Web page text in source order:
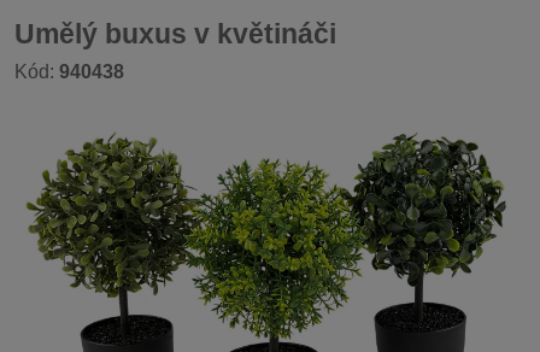
Umělý buxus v květináči
Kód: 940438